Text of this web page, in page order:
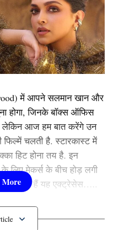
पहले बल्लेबाजी का फैसला
साबित हुई। पूरी टीम
ही बना सकी। 16 ओवर के
था। वो तो गनीमत रही थी
पूरन ने कुछ अच्छे शॉट
तक पहुंचाया।
पूरन ने 26 गेंदों पर 48 रन
33 गेंदों पर 29 रन बनाए।
ने सबसे अधिक 2 विकेट
Next Article
में आपने सलमान खान और
होगा, जिनके बॉक्स ऑफिस
लेकिन आज हम बात करेंगे उन
फिल्में चलती है. स्टारकास्ट में
हिट होना तय है. इन
लिए मेकर्स के बीच होड़ लगी
कौन हैं यह एक्ट्रेसेस…..
यह हसीनाएं?